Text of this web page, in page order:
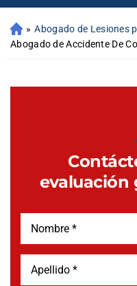
» Abogado de Lesiones
Abogado de Accidente De
evaluación